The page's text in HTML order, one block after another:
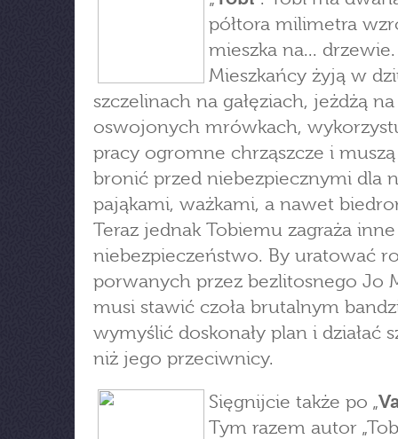
półtora milimetra
mieszka na... drzewie.
Mieszkańcy żyją w
szczelinach na gałęziach, jeżdżą na
oswojonych mrówkach,
pracy ogromne chrząszcze i
bronić przed niebezpiecznymi dla
pająkami, ważkami, a nawet
Teraz jednak Tobiemu zagraża inne
niebezpieczeństwo. By uratować
porwanych przez bezlitosnego Jo
musi stawić czoła brutalnym
wymyślić doskonały plan i działać
niż jego przeciwnicy.
Sięgnijcie także po „
Tym razem autor